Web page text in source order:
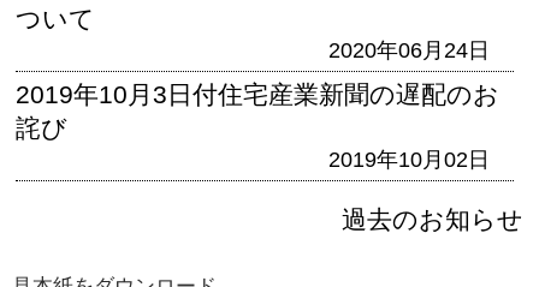
ついて
2020年06月24日
2019年10月3日付住宅産業新聞の遅配のお
詫び
2019年10月02日
過去のお知らせ